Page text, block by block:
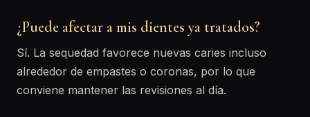
¿Puede afectar a mis dientes ya tratados?
Sí. La sequedad favorece nuevas caries incluso
alrededor de empastes o coronas, por lo que
conviene mantener las revisiones al día.